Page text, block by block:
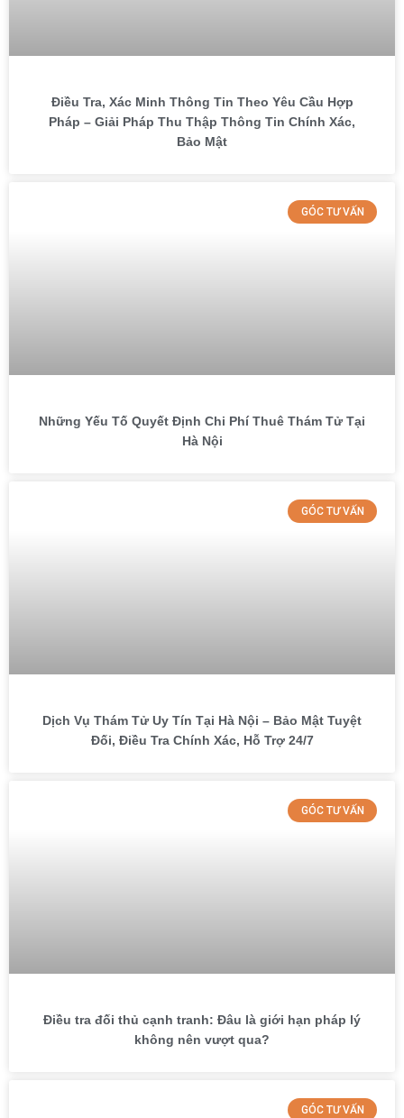
Điều Tra, Xác Minh Thông Tin Theo Yêu Cầu Hợp
Pháp – Giải Pháp Thu Thập Thông Tin Chính Xác,
Bảo Mật
GÓC TƯ VẤN
Những Yếu Tố Quyết Định Chi Phí Thuê Thám Tử Tại
Hà Nội
GÓC TƯ VẤN
Dịch Vụ Thám Tử Uy Tín Tại Hà Nội – Bảo Mật Tuyệt
Đối, Điều Tra Chính Xác, Hỗ Trợ 24/7
GÓC TƯ VẤN
Điều tra đối thủ cạnh tranh: Đâu là giới hạn pháp lý
không nên vượt qua?
GÓC TƯ VẤN